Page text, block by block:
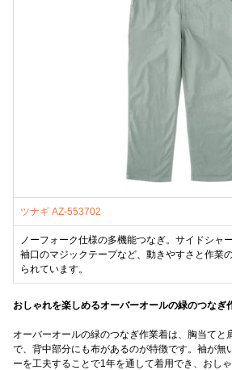
ツナギ AZ-553702
ノーフォーク仕様の多機能つなぎ。サイドシャ
袖口のマジックテープなど、動きやすさと作業
られています。
おしゃれを楽しめるオーバーオールの緑のつなぎ
オーバーオールの緑のつなぎ作業着は、胸当てと
で、背中部分にも布があるのが特徴です。袖が無
ーを工夫することで1年を通して着用でき、おしゃ